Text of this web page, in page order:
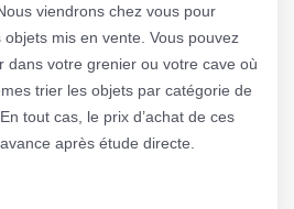
viendrons chez vous pour
mis en vente. Vous pouvez
dans votre grenier ou votre cave où
trier les objets par catégorie de
tout cas, le prix d’achat de ces
après étude directe.